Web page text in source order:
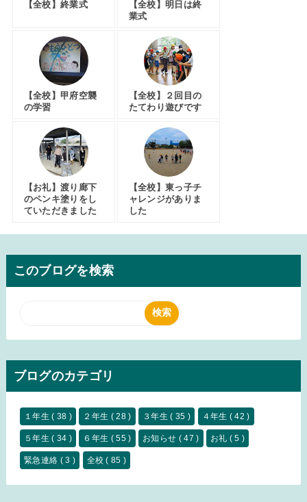
【全校】終業式
【全校】明日は終
業式
【全校】甲府空襲
の学習
【全校】２回目の
たてわり遊びです
【お礼】渡り廊下
のペンキ塗りをし
ていただきました
【全校】東っ子チ
ャレンジがありま
した
このブログを検索
ブログのカテゴリ
１年生( 38 ) ２年生 ( 28 ) ３年生( 35 ) ４年生 ( 42 )
５年生( 34 ) ６年生 ( 55 ) お知らせ ( 47 ) お礼 ( 5 )
緊急連絡 ( 3 ) 全校( 85 )